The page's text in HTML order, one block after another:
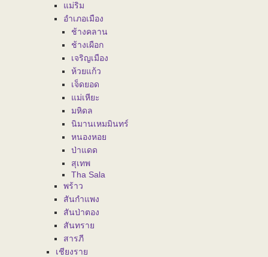
แม่ริม
อำเภอเมือง
ช้างคลาน
ช้างเผือก
เจริญเมือง
ห้วยแก้ว
เจ็ดยอด
แม่เหียะ
มหิดล
นิมานเหมมินทร์
หนองหอย
ป่าแดด
สุเทพ
Tha Sala
พร้าว
สันกำแพง
สันป่าตอง
สันทราย
สารภี
เชียงราย